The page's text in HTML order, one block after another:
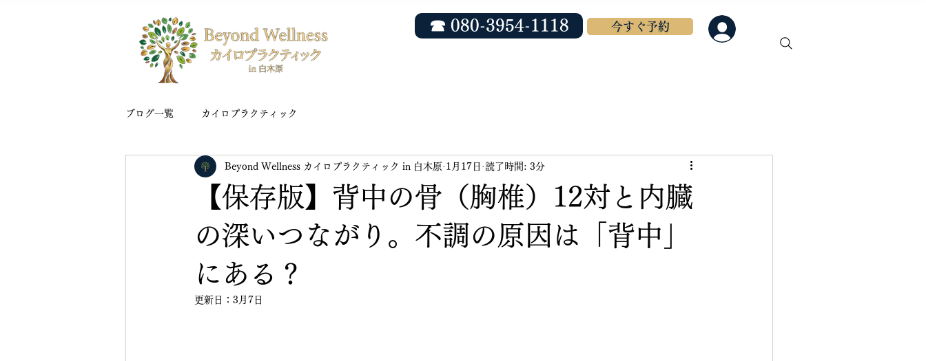
今すぐ予約
☎ 080-3954-1118
ブログ一覧 カイロプラクティック
【保存版】背中の骨（胸椎）12対と内臓
の深いつながり。不調の原因は「背中」
にある？
Beyond Wellness カイロプラクティック in 白木原 1月17日 読了時間: 3分
更新日： 3月7日